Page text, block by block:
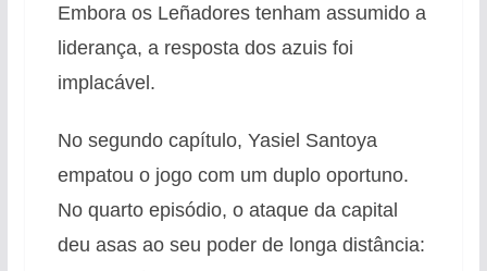
Embora os Leñadores tenham assumido a
liderança, a resposta dos azuis foi
implacável.
No segundo capítulo, Yasiel Santoya
empatou o jogo com um duplo oportuno.
No quarto episódio, o ataque da capital
deu asas ao seu poder de longa distância: